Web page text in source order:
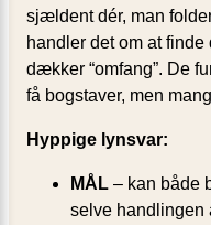
sjældent dér, man
handler det om at
dækker “omfang”. De
få bogstaver, men
Hyppige lynsvar:
MÅL – kan både
selve handlingen